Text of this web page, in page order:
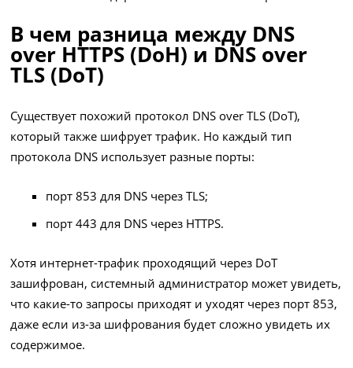
В чем разница между DNS
over HTTPS (DoH) и DNS over
TLS (DoT)
Существует похожий протокол DNS over TLS (DoT),
который также шифрует трафик. Но каждый тип
протокола DNS использует разные порты:
порт 853 для DNS через TLS;
порт 443 для DNS через HTTPS.
Хотя интернет-трафик проходящий через DoT
зашифрован, системный администратор может увидеть,
что какие-то запросы приходят и уходят через порт 853,
даже если из-за шифрования будет сложно увидеть их
содержимое.